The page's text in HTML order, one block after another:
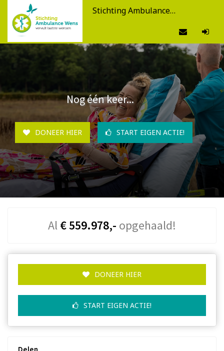
Stichting Ambulance Wens
Nog één keer...
DONEER HIER START EIGEN ACTIE!
Al€ 559.978,- opgehaald!
DONEER HIER
START EIGEN ACTIE!